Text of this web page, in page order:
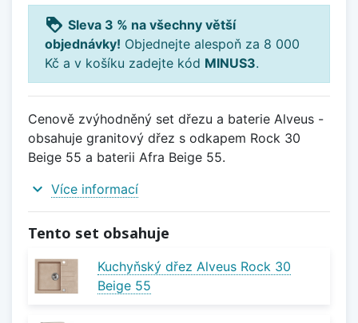
loyalty Sleva 3 % na všechny větší
objednávky! Objednejte alespoň za 8 000
Kč a v košíku zadejte kód MINUS3.
Cenově zvýhodněný set dřezu a baterie Alveus -
obsahuje granitový dřez s odkapem Rock 30
Beige 55 a baterii Afra Beige 55.
expand_more Více informací
Tento set obsahuje
Kuchyňský dřez Alveus Rock 30
Beige 55